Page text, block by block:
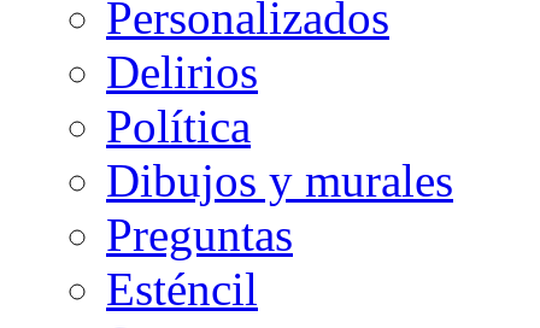
Personalizados
Delirios
Política
Dibujos y murales
Preguntas
Esténcil